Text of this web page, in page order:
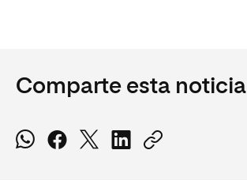
Comparte esta noticia